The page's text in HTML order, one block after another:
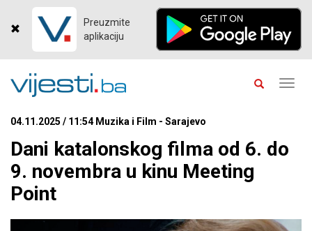
Preuzmite
aplikaciju
04.11.2025 / 11:54 Muzika i Film - Sarajevo
Dani katalonskog filma od 6. do
9. novembra u kinu Meeting
Point